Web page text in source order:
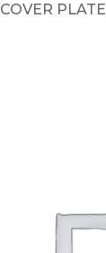
COVER PLATE